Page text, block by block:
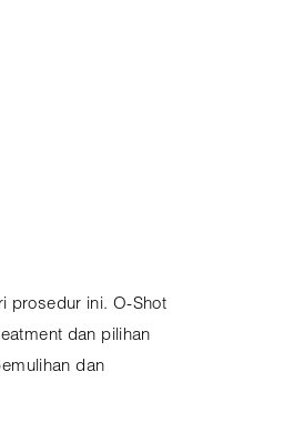
prosedur ini. O-Shot
dan pilihan
dan